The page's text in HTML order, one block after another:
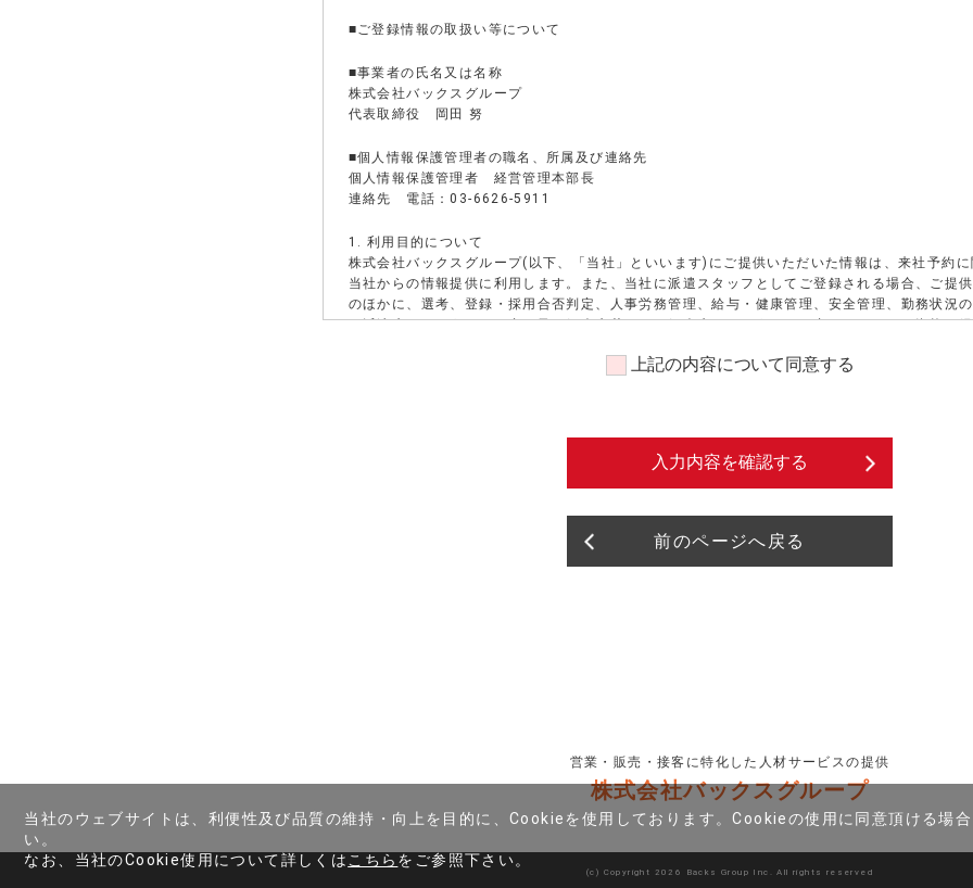
■ご登録情報の取扱い等について
■事業者の氏名又は名称
株式会社バックスグループ
代表取締役 岡田 努
■個人情報保護管理者の職名、所属及び連絡先
個人情報保護管理者 経営管理本部長
連絡先 電話：03-6626-5911
1. 利用目的について
株式会社バックスグループ(以下、「当社」といいます)にご提供いただいた情報は、来社予約
当社からの情報提供に利用します。また、当社に派遣スタッフとしてご登録される場合、ご提
のほかに、選考、登録・採用合否判定、人事労務管理、給与・健康管理、安全管理、勤務状況
は派遣先になろうとする者、又は紹介先若しくは紹介先になろうとする者へのスキル・資格・
研修等）、資料の送付、提供、その他、派遣業務、紹介業務管理等、及びこれらに準ずる目的
当社は、ご登録いただいた情報をご本人の同意を得ず第三者に開示・提供することはありませ
き要請された場合、法令の定める事務を遂行する公的機関などに対して協力する場合、金融機
の生命や財産、公衆衛生に著しい影響が懸念される場合などは除きます。
5. クッキー(Cookie)の使用について
当社ホームページでは、ご提供する情報やサービスを充実し、より便利に利用していただく等
(Cookie)を使用する場合があります。
6. 開示請求、訂正、利用停止について
個人情報保護法に基づく、開示、訂正、不正な利用・取得・第三者提供時等の利用停止等につ
上記の内容について同意する
入力内容を確認する
前のページへ戻る
営業・販売・接客に特化した人材サービスの提供
株式会社バックスグループ
(c) Copyright 2026 Backs Group Inc. All rights reserved
当社のウェブサイトは、利便性及び品質の維持・向上を目的に、Cookieを使用しております。Cookieの使用に同意頂ける場
い。
なお、当社のCookie使用について詳しくは こちら をご参照下さい。